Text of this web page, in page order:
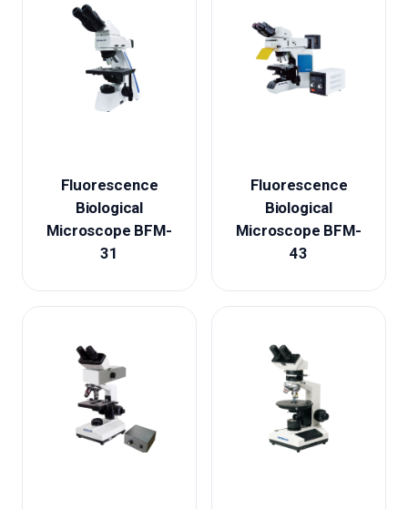
Fluorescence
Biological
Microscope BFM-
31
Fluorescence
Biological
Microscope BFM-
43